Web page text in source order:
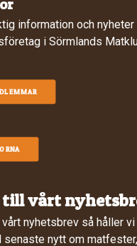
information och
i Sörmlands
till vårt
vårt nyhetsbrev så håller
senaste nytt om matfester,